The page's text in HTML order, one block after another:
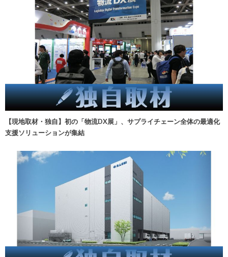
【現地取材・独自】初の「物流DX展」、サプライチェーン全体の最適化
支援ソリューションが集結